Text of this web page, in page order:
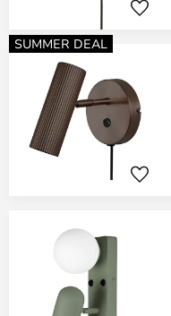
SUMMER DEAL